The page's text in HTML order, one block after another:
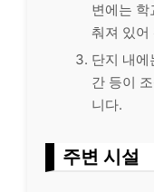
변에는
춰져 있어
단지 내에
간 등이
니다.
주변 시설